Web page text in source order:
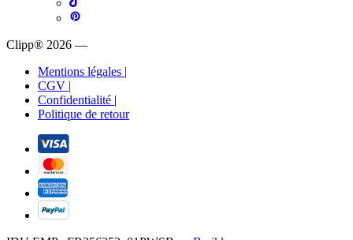
Clipp® 2026 —
Mentions légales |
CGV |
Confidentialité |
Politique de retour